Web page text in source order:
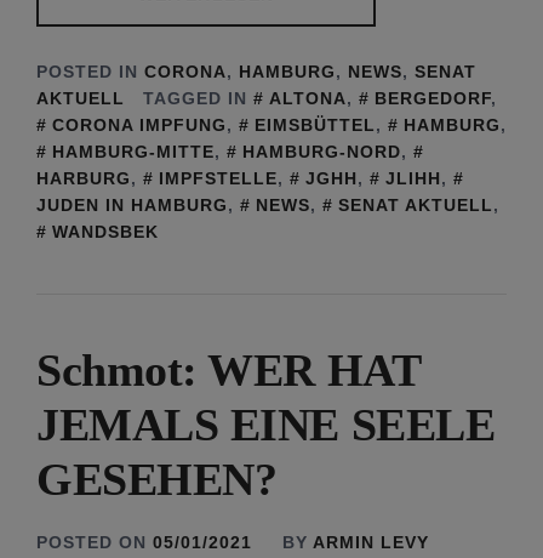
POSTED IN CORONA, HAMBURG, NEWS, SENAT
AKTUELL
TAGGED IN ALTONA, BERGEDORF,
CORONA IMPFUNG, EIMSBÜTTEL, HAMBURG,
HAMBURG-MITTE, HAMBURG-NORD,
HARBURG, IMPFSTELLE, JGHH, JLIHH,
JUDEN IN HAMBURG, NEWS, SENAT AKTUELL,
WANDSBEK
Schmot: WER HAT
JEMALS EINE SEELE
GESEHEN?
POSTED ON 05/01/2021 BY ARMIN LEVY